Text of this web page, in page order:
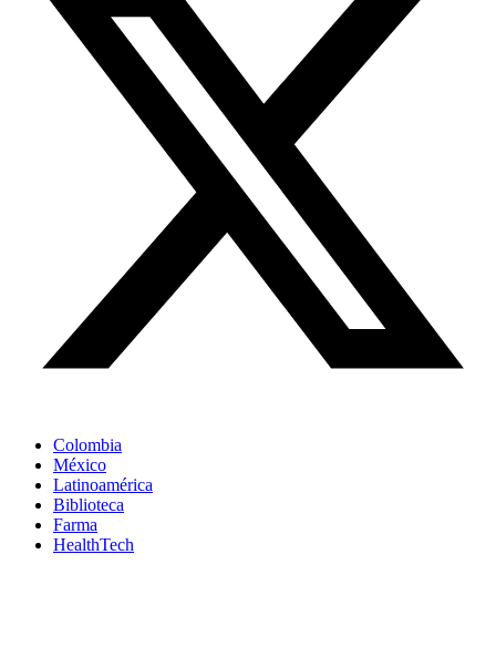
Colombia
México
Latinoamérica
Biblioteca
Farma
HealthTech